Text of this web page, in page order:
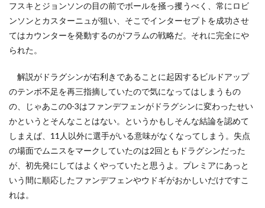
フスキとジョンソンの目の前でボールを掻っ攫うべく、常にロビ
ンソンとカスターニュが狙い、そこでインターセプトを成功させ
てはカウンターを発動するのがフラムの戦略だ。それに完全にや
られた。
解説がドラグシンが右利きであることに起因するビルドアップ
のテンポ不足を再三指摘していたので気になってはしまうもの
の、じゃあこの0-3はファンデフェンがドラグシンに変わったせい
かというとそんなことはない。というかもしそんな結論を認めて
しまえば、11人以外に選手がいる意味がなくなってしまう。失点
の場面でムニスをマークしていたのは2回ともドラグシンだった
が、初先発にしてはよくやっていたと思うよ。プレミアにあっと
いう間に順応したファンデフェンやウドギがおかしいだけですこ
れは。